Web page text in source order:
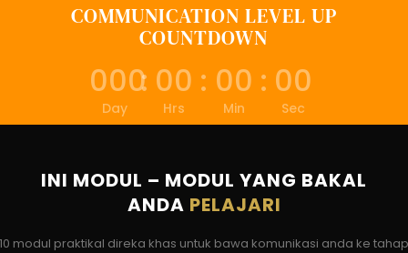
COMMUNICATION LEVEL UP
COUNTDOWN
000
Day
: 00
Hrs
: 00
Min
: 00
Sec
INI MODUL – MODUL YANG BAKAL
ANDA PELAJARI
10 modul praktikal direka khas untuk bawa komunikasi anda ke tahap